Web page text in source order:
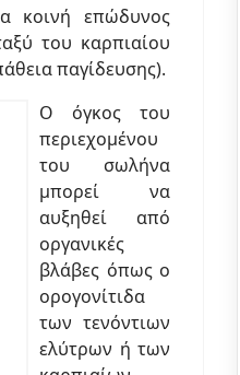
κοινή επώδυνος
του καρπιαίου
παγίδευσης).
Ο όγκος του
περιεχομένου
του σωλήνα
μπορεί να
αυξηθεί από
οργανικές
βλάβες όπως ο
ορογονίτιδα
των τενόντιων
ελύτρων ή των